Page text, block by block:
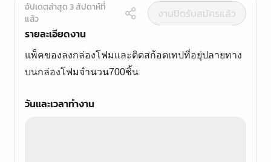
อัปเดตล่าสุด 3 สัปดาห์ที่
แล้ว
งานปิดรับสมัครแล้ว
รายละเอียดงาน
แพ็คของลงกล่องโฟมและติดสก้อตเทปที่อยุ่ปลายทาง
บนกล่องโฟมจำนวน700ชิ้น
วันและเวลาทำงาน